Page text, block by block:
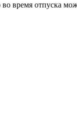
время отпуска